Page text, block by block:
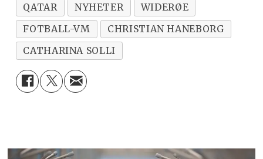
QATAR
NYHETER
WIDERØE
FOTBALL-VM
CHRISTIAN HANEBORG
CATHARINA SOLLI